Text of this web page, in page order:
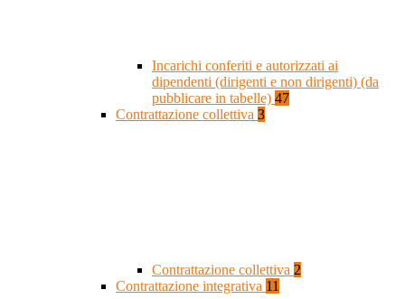
Incarichi conferiti e autorizzati ai
dipendenti (dirigenti e non dirigenti) (da
pubblicare in tabelle) 47
Contrattazione collettiva 3
Contrattazione collettiva 2
Contrattazione integrativa 11